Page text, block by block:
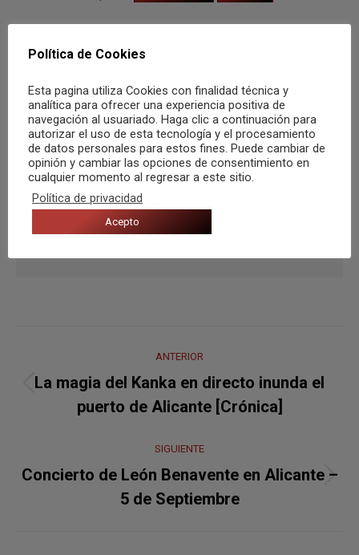
Autor: María García Iruela
Loca de los gatos a jornada
completa. Maestra, estudiante de
psicología y proyecto de plurilingüe
con ganas de cambiar el mundo. La
música es la esencia de mis ideas,
proyectos y sueños. La vida
festivalera, la vida mejor.
entre
publicaciones
ANTERIOR
Publicación
anterior:
La magia del Kanka en directo inunda el
puerto de Alicante [Crónica]
SIGUIENTE
Publicación
siguiente:
Concierto de León Benavente en Alicante –
5 de Septiembre
Política de Cookies
Esta pagina utiliza Cookies con finalidad técnica y
analítica para ofrecer una experiencia positiva de
navegación al usuariado. Haga clic a continuación para
autorizar el uso de esta tecnología y el procesamiento
de datos personales para estos fines. Puede cambiar de
opinión y cambiar las opciones de consentimiento en
cualquier momento al regresar a este sitio.
Política de privacidad
Acepto